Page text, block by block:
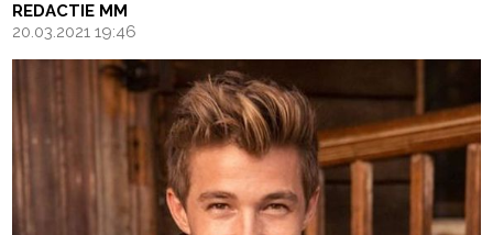
REDACTIE MM
20.03.2021 19:46